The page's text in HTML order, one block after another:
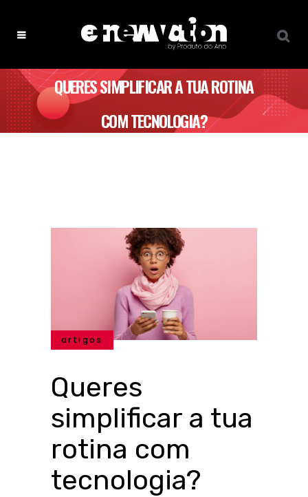
QUERES SIMPLIFICAR A TUA ROTINA
COM TECNOLOGIA?
artigos
Queres
simplificar a tua
rotina com
tecnologia?